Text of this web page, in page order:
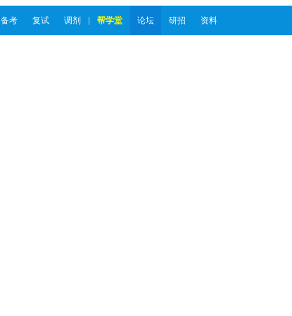
备考 复试 调剂 帮学堂 论坛 研招 资料